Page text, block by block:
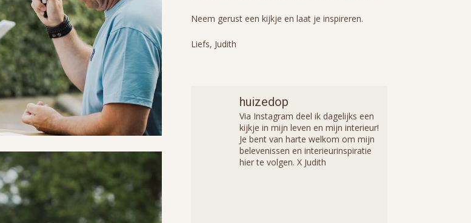
Neem gerust een kijkje en laat je inspireren.
Liefs, Judith
huizedop
Via Instagram deel ik dagelijks een
kijkje in mijn leven en mijn interieur!
Je bent van harte welkom om mijn
belevenissen en interieurinspiratie
hier te volgen. X Judith